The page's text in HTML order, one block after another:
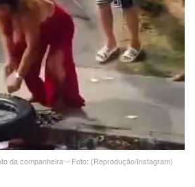
da companheira – Foto: (Reprodução/Instagram)